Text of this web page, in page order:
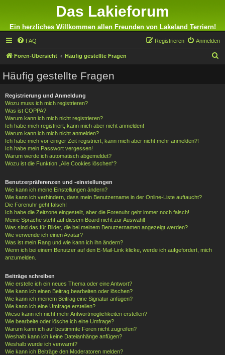
Das Lakieforum
Ein herzliches Willkommen allen Freunden von Lakeland Terriern!
FAQ Anmelden
Registrieren
Foren-Übersicht Häufig gestellte Fragen
Häufig gestellte Fragen
Registrierung und Anmeldung
Wozu muss ich mich registrieren?
Was ist COPPA?
Warum kann ich mich nicht registrieren?
Ich habe mich registriert, kann mich aber nicht anmelden!
Warum kann ich mich nicht anmelden?
Ich habe mich vor einiger Zeit registriert, kann mich aber nicht mehr anmelden?!
Ich habe mein Passwort vergessen!
Warum werde ich automatisch abgemeldet?
Wozu ist die Funktion „Alle Cookies löschen“?
Benutzerpräferenzen und -einstellungen
Wie kann ich meine Einstellungen ändern?
Wie kann ich verhindern, dass mein Benutzername in der Online-Liste auftaucht?
Die Forenuhr geht falsch!
Ich habe die Zeitzone eingestellt, aber die Forenuhr geht immer noch falsch!
Meine Sprache steht auf diesem Board nicht zur Auswahl!
Was sind das für Bilder, die bei meinem Benutzernamen angezeigt werden?
Wie verwende ich einen Avatar?
Was ist mein Rang und wie kann ich ihn ändern?
Wenn ich bei einem Benutzer auf den E-Mail-Link klicke, werde ich aufgefordert, mich
anzumelden.
Beiträge schreiben
Wie erstelle ich ein neues Thema oder eine Antwort?
Wie kann ich einen Beitrag bearbeiten oder löschen?
Wie kann ich meinem Beitrag eine Signatur anfügen?
Wie kann ich eine Umfrage erstellen?
Wieso kann ich nicht mehr Antwortmöglichkeiten erstellen?
Wie bearbeite oder lösche ich eine Umfrage?
Warum kann ich auf bestimmte Foren nicht zugreifen?
Weshalb kann ich keine Dateianhänge anfügen?
Weshalb wurde ich verwarnt?
Wie kann ich Beiträge den Moderatoren melden?